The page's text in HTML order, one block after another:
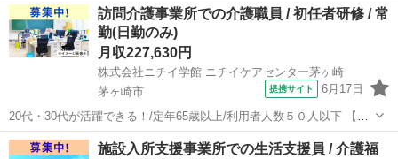
ー・ホスピス ReHOPE茅ヶ崎 【勤務地】 神奈川県 茅ヶ崎市 【アクセ
ス】 ...
神奈川 茅ヶ崎市 介護福祉士
訪問介護事業所での介護職員 / 初任者研修 / 常
勤(日勤のみ)
月収227,630円
株式会社ニチイ学館 ニチイケアセンター茅ヶ崎
茅ヶ崎市
提携サイト 6月17日
20代・30代が活躍できる！/定年65歳以上/利用者人数５０人以下 【施
設名】 株式会社ニチイ学館 ニチイケアセンター茅ヶ崎 【勤務地】 神
奈川県 茅ヶ崎市 【アクセス】 茅ケ崎駅から徒歩3分 茅ケ崎駅/北茅
神奈川 茅ヶ崎市 介護福祉士
施設入所支援事業所での生活支援員 / 介護福